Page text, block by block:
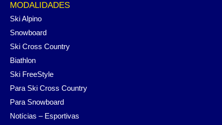
MODALIDADES
Ski Alpino
Snowboard
Ski Cross Country
Biathlon
Ski FreeStyle
Para Ski Cross Country
Para Snowboard
Notícias – Esportivas